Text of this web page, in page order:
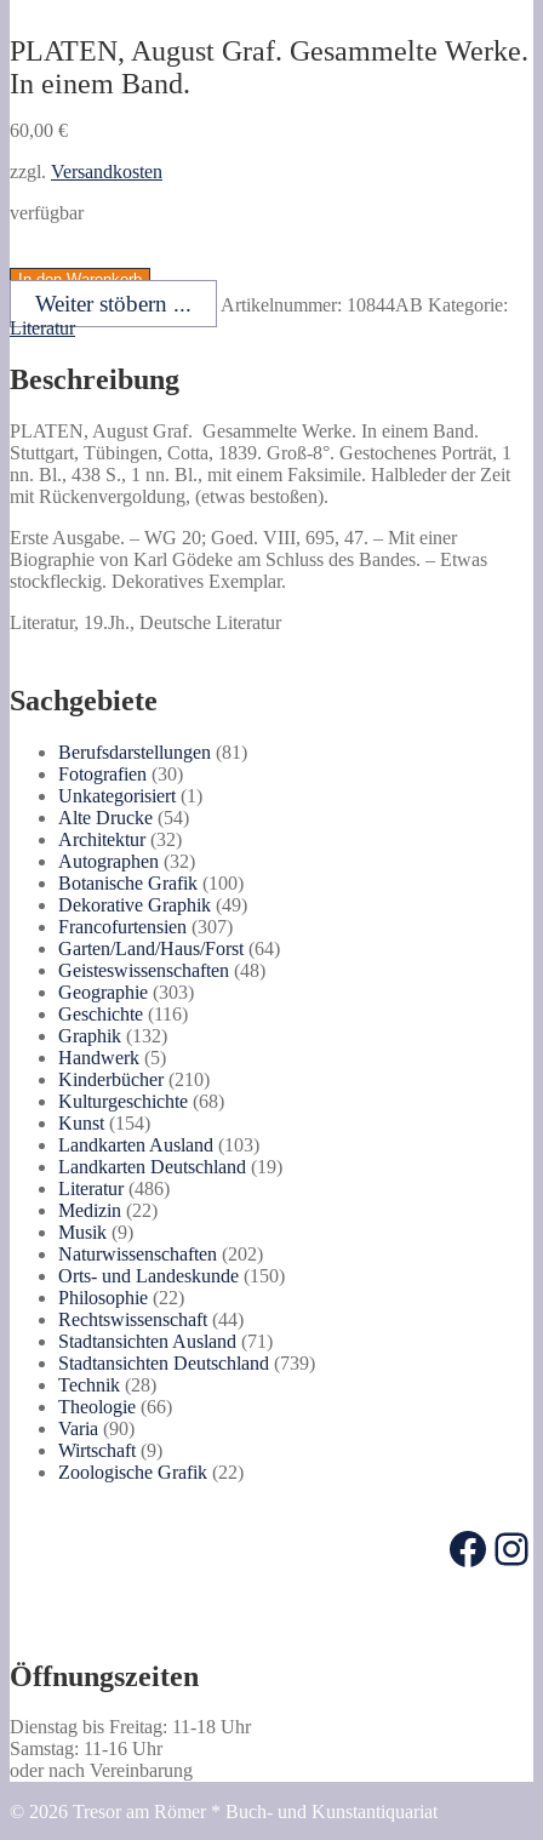
PLATEN, August Graf. Gesammelte Werke.
In einem Band.
60,00 €
zzgl. Versandkosten
verfügbar
August
Graf.
Gesammelte
Werke.
einem
Menge
In den Warenkorb
Weiter stöbern ... Artikelnummer: 10844AB Kategorie:
Literatur
Beschreibung
PLATEN, August Graf. Gesammelte Werke. In einem Band.
Stuttgart, Tübingen, Cotta, 1839. Groß-8°. Gestochenes Porträt, 1
nn. Bl., 438 S., 1 nn. Bl., mit einem Faksimile. Halbleder der Zeit
mit Rückenvergoldung, (etwas bestoßen).
Erste Ausgabe. – WG 20; Goed. VIII, 695, 47. – Mit einer
Biographie von Karl Gödeke am Schluss des Bandes. – Etwas
stockfleckig. Dekoratives Exemplar.
Literatur, 19.Jh., Deutsche Literatur
Sachgebiete
Berufsdarstellungen 8181
Fotografien 3030
Produkte
Unkategorisiert 11
Alte Drucke 5454
Architektur 3232
Produkte
Autographen 3232
Produkte
Botanische Grafik 100100
Produkte
Dekorative Graphik 4949
Francofurtensien 307307
Produkte
Garten/Land/Haus/Forst 6464
Geisteswissenschaften 4848
Geographie 303303
Produkte
Geschichte 116116
Graphik 132132
Produkte
Handwerk 55
Produkte
Kinderbücher 210210
Produkte
Kulturgeschichte 6868
Kunst 154154
Produkte
Landkarten Ausland 103103
Produkte
Landkarten Deutschland 1919
Literatur 486486
Medizin 2222
Musik 99
Produkte
Naturwissenschaften 202202
Produkte
Orts- und Landeskunde 150150
Philosophie 2222
Produkte
Rechtswissenschaft 4444
Produkte
Stadtansichten Ausland 7171
Produkte
Stadtansichten Deutschland 739739
Technik 2828
Produkte
Theologie 6666
Varia 9090
Produkte
Wirtschaft 99
Produkte
Zoologische Grafik 2222
Öffnungszeiten
Dienstag bis Freitag: 11-18 Uhr
Samstag: 11-16 Uhr
oder nach Vereinbarung
© 2026 Tresor am Römer * Buch- und Kunstantiquariat